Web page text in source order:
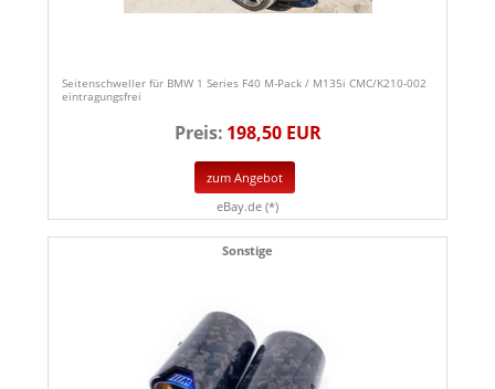
Seitenschweller für BMW 1 Series F40 M-Pack / M135i CMC/K210-002
eintragungsfrei
Preis: 198,50 EUR
zum Angebot
eBay.de (*)
Sonstige